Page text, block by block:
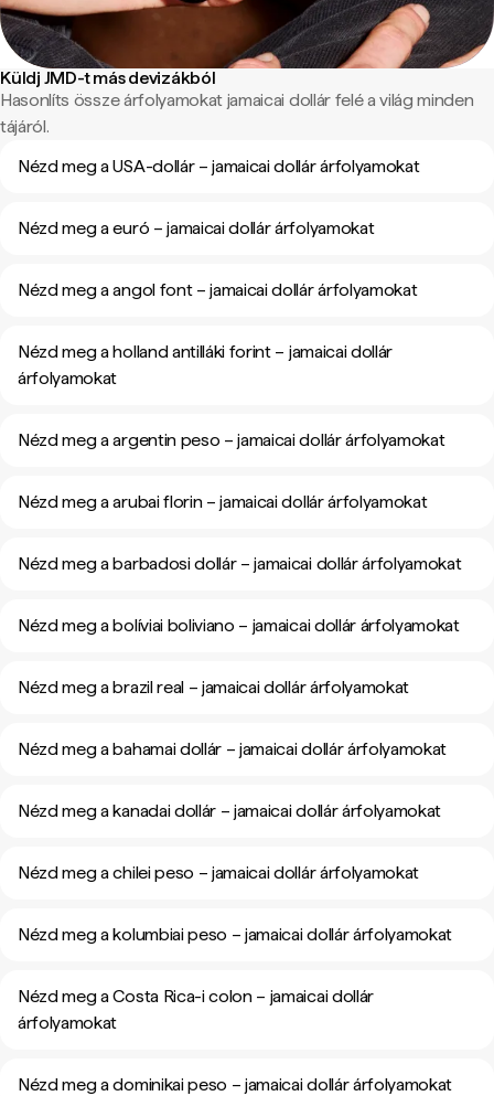
Küldj JMD-t más devizákból
Hasonlíts össze árfolyamokat jamaicai dollár felé a világ minden
tájáról.
Nézd meg a USA-dollár – jamaicai dollár árfolyamokat
Nézd meg a euró – jamaicai dollár árfolyamokat
Nézd meg a angol font – jamaicai dollár árfolyamokat
Nézd meg a holland antilláki forint – jamaicai dollár
árfolyamokat
Nézd meg a argentin peso – jamaicai dollár árfolyamokat
Nézd meg a arubai florin – jamaicai dollár árfolyamokat
Nézd meg a barbadosi dollár – jamaicai dollár árfolyamokat
Nézd meg a bolíviai boliviano – jamaicai dollár árfolyamokat
Nézd meg a brazil real – jamaicai dollár árfolyamokat
Nézd meg a bahamai dollár – jamaicai dollár árfolyamokat
Nézd meg a kanadai dollár – jamaicai dollár árfolyamokat
Nézd meg a chilei peso – jamaicai dollár árfolyamokat
Nézd meg a kolumbiai peso – jamaicai dollár árfolyamokat
Nézd meg a Costa Rica-i colon – jamaicai dollár
árfolyamokat
Nézd meg a dominikai peso – jamaicai dollár árfolyamokat